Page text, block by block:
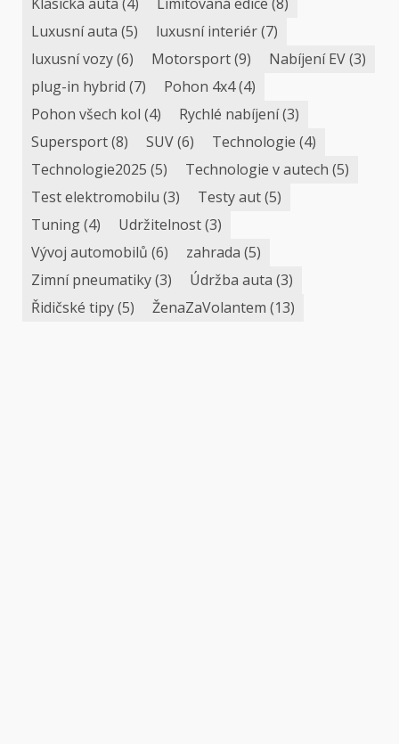
Klasická auta (4) Limitovaná edice (8)
Luxusní auta (5) luxusní interiér(7)
luxusní vozy(6) Motorsport(9) Nabíjení EV(3)
plug-in hybrid (7) Pohon 4x4(4)
Pohon všech kol (4) Rychlé nabíjení(3)
Supersport(8) SUV(6) Technologie (4)
Technologie2025 (5) Technologie v autech (5)
Test elektromobilu (3) Testy aut(5)
Tuning(4) Udržitelnost(3)
Vývoj automobilů (6) zahrada (5)
Zimní pneumatiky(3) Údržba auta (3)
Řidičské tipy(5) ŽenaZaVolantem (13)